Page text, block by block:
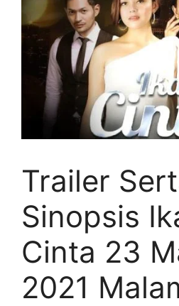
Trailer
Sinopsis
Cinta 23
2021